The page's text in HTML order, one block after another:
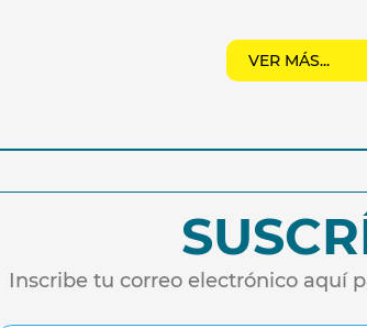
VER MÁS...
Inscribe tu correo electrónico aquí